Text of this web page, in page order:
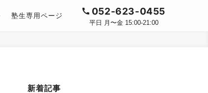
塾生専用ページ 052-623-0455
平日 月〜金 15:00-21:00
新着記事